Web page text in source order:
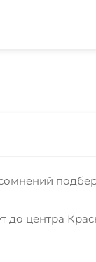
до центра